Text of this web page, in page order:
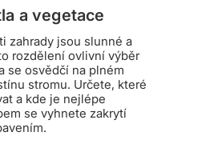
a vegetace
zahrady jsou slunné a
rozdělení ovlivní výběr
se osvědčí na plném
stromu. Určete, které
a kde je nejlépe
se vyhnete zakrytí